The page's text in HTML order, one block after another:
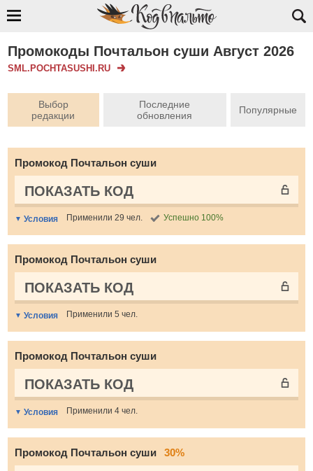
Промокоды Почтальон суши Август 2026
SML.POCHTASUSHI.RU
Выбор
редакции
Последние
обновления
Популярные
Промокод Почтальон суши
ПОКАЗАТЬ КОД
Условия Применили 29 чел. Успешно 100%
Промокод Почтальон суши
ПОКАЗАТЬ КОД
Условия Применили 5 чел.
Промокод Почтальон суши
ПОКАЗАТЬ КОД
Условия Применили 4 чел.
Промокод Почтальон суши 30%